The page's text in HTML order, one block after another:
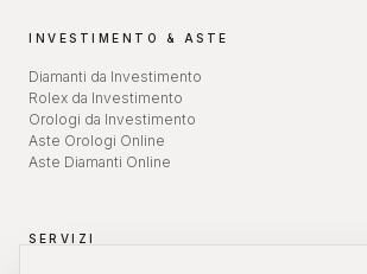
INVESTIMENTO & ASTE
Diamanti da Investimento
Rolex da Investimento
Orologi da Investimento
Aste Orologi Online
Aste Diamanti Online
SERVIZI